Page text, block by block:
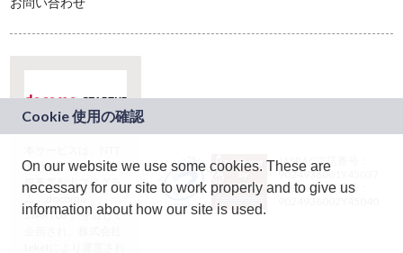
ドコモグループの新
規事業創出プログラ
ム「docomo
STARTUP」を通じて
JASRAC許諾番号：
9024936001Y45037
JASRAC許諾番号：
On our website we use some cookies. These are
necessary for our site to work properly and to give us
information about how our site is used.